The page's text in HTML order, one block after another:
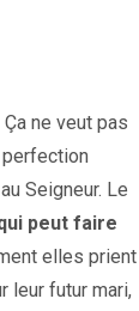
ne veut pas
perfection
Seigneur. Le
peut faire
elles prient
leur futur mari,